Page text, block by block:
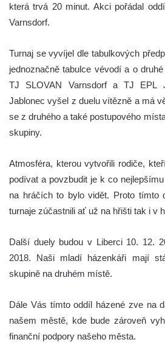
která trvá 20 minut. Akci pořádal
Varnsdorf.
Turnaj se vyvíjel dle tabulkových
jednoznačně tabulce vévodí a o
TJ SLOVAN Varnsdorf a TJ EPL
Jablonec vyšel z duelu vítězně a má
se z druhého a také postupového
skupiny.
Atmosféra, kterou vytvořili rodiče,
podívat a povzbudit je k co
na hráčích to bylo vidět. Proto tímto
turnaje zúčastnili ať už na hřišti tak i v
Další duely budou v Liberci 10. 12.
2018. Naši mladí házenkáři mají
skupině na druhém místě.
Dále Vás tímto oddíl házené zve na
našem městě, kde bude zároveň
finanční podpory našeho města.